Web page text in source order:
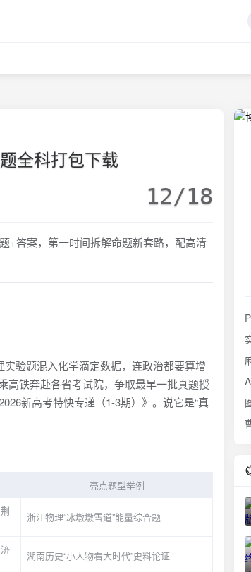
全科打包下载
12/18
+答案，第一时间拆解命题新套路，配高清
验题混入化学滴定数据，连政治都要算增
高铁奔赴各省考试院，争取最早一批真题授
新高考特快专递（1-3期）》。说它是“真
亮点题型举例
浙江物理“冰墩墩雪道”能量综合题
湖南历史“小人物看大时代”史料论证